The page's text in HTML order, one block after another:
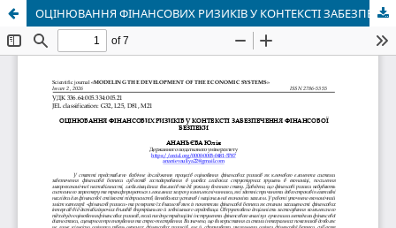
ОЦІНЮВАННЯ ФІНАНСОВИХ РИЗИКІВ У КОНТЕКСТІ ЗАБЕЗПЕЧЕННЯ ФІНАНСОВОЇ БЕЗПЕКИ